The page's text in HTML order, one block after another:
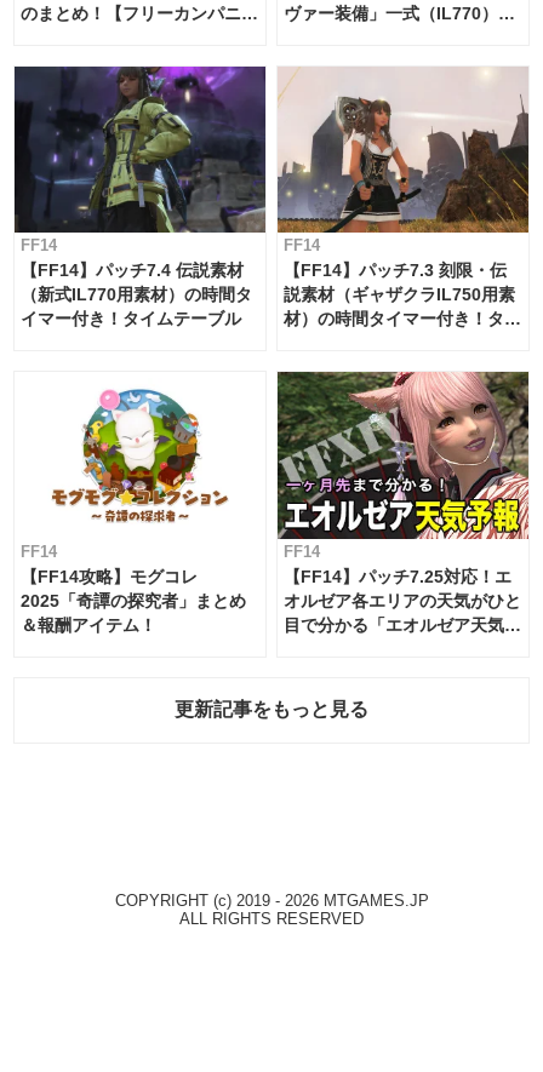
のまとめ！【フリーカンパニ
ヴァー装備」一式（IL770）の
FF14
【FF14】パッチ7.4 伝説素材
（新式IL770用素材）の時間タ
イマー付き！タイムテーブル
FF14
【FF14】パッチ7.3 刻限・伝
説素材（ギャザクラIL750用素
材）の時間タイマー付き！タイ
FF14
【FF14攻略】モグコレ
2025「奇譚の探究者」まとめ
＆報酬アイテム！
FF14
【FF14】パッチ7.25対応！エ
オルゼア各エリアの天気がひと
目で分かる「エオルゼア天気予
更新記事をもっと見る
COPYRIGHT (c) 2019 - 2026 MTGAMES.JP
ALL RIGHTS RESERVED